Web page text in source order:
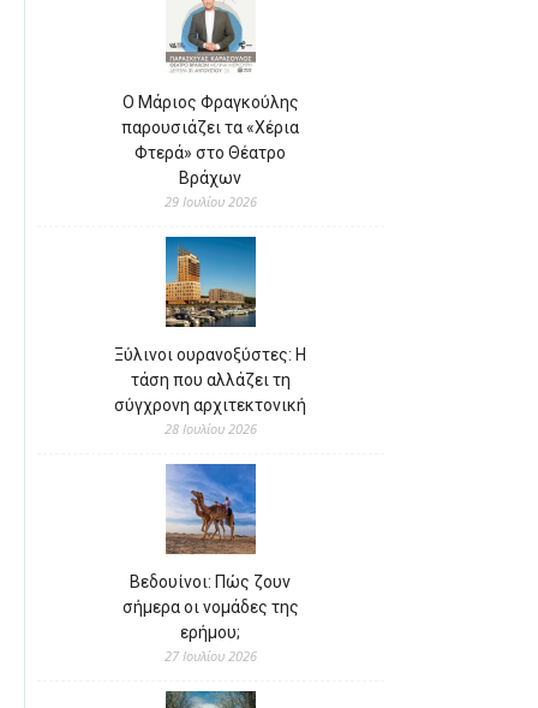
Ο Μάριος Φραγκούλης
παρουσιάζει τα «Χέρια
Φτερά» στο Θέατρο
Βράχων
29 Ιουλίου 2026
Ξύλινοι ουρανοξύστες: Η
τάση που αλλάζει τη
σύγχρονη αρχιτεκτονική
28 Ιουλίου 2026
Βεδουίνοι: Πώς ζουν
σήμερα οι νομάδες της
ερήμου;
27 Ιουλίου 2026